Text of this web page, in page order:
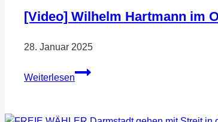
[Video] Wilhelm Hartmann im
28. Januar 2025
Weiterlesen
[Video]
im